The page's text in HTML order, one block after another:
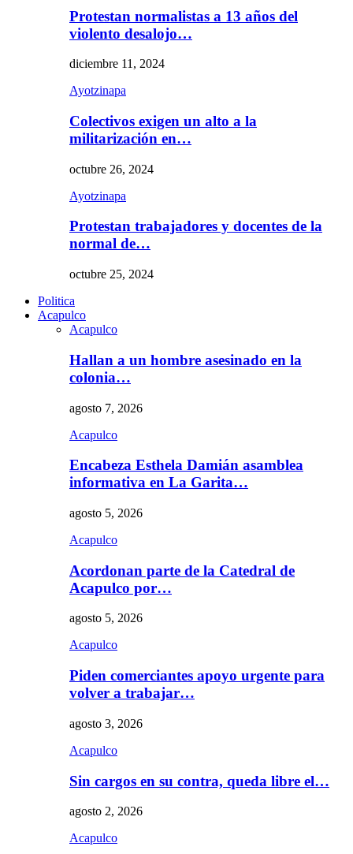
Protestan normalistas a 13 años del
violento desalojo…
diciembre 11, 2024
Ayotzinapa
Colectivos exigen un alto a la
militarización en…
octubre 26, 2024
Ayotzinapa
Protestan trabajadores y docentes de la
normal de…
octubre 25, 2024
Politica
Acapulco
Acapulco
Hallan a un hombre asesinado en la
colonia…
agosto 7, 2026
Acapulco
Encabeza Esthela Damián asamblea
informativa en La Garita…
agosto 5, 2026
Acapulco
Acordonan parte de la Catedral de
Acapulco por…
agosto 5, 2026
Acapulco
Piden comerciantes apoyo urgente para
volver a trabajar…
agosto 3, 2026
Acapulco
Sin cargos en su contra, queda libre el…
agosto 2, 2026
Acapulco